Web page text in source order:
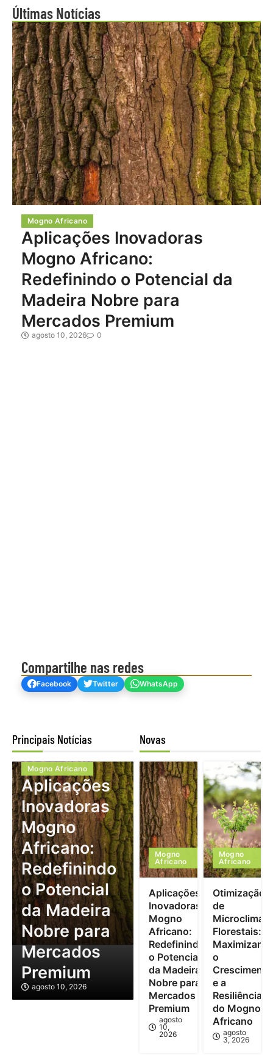
Últimas Notícias
Mogno Africano
Aplicações Inovadoras
Mogno Africano:
Redefinindo o Potencial da
Madeira Nobre para
Mercados Premium
agosto 10, 2026 0
Compartilhe nas redes
Facebook Twitter WhatsApp
Principais Notícias
Mogno Africano
Aplicações
Inovadoras
Mogno
Africano:
Redefinindo
o Potencial
da Madeira
Nobre para
Mercados
Premium
agosto 10, 2026
Novas
Mogno
Africano
Aplicações
Inovadoras
Mogno
Africano:
Redefinindo
o Potencial
da Madeira
Nobre para
Mercados
Premium
agosto
10,
2026
Mogno
Africano
Otimização
de
Microclimas
Florestais:
o
Crescimento
e a
Resiliência
do Mogno
Africano
agosto
3, 2026